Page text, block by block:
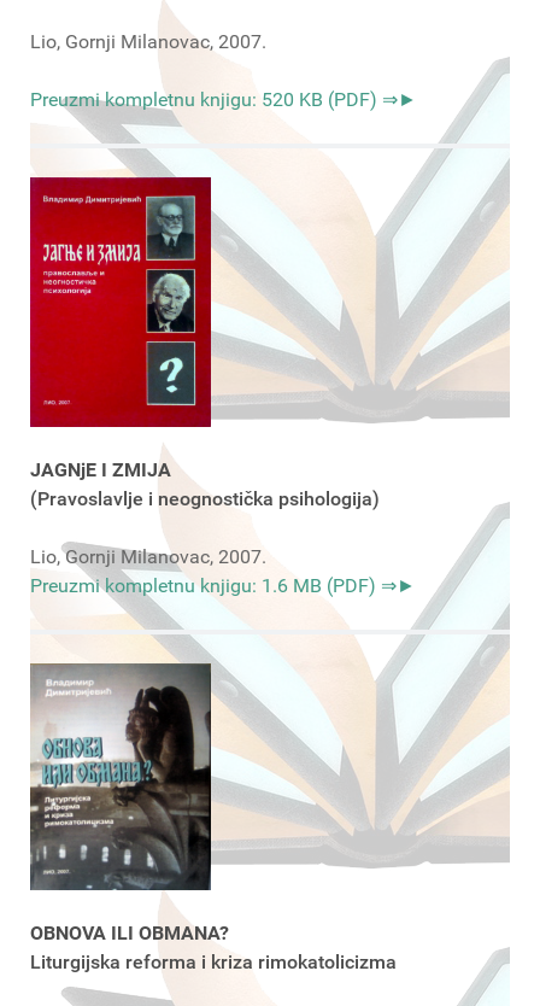
Lio, Gornji Milanovac, 2007.
Preuzmi kompletnu knjigu: 520 KB (PDF) ⇒►
JAGNjE I ZMIJA
(Pravoslavlje i neognostička psihologija)
Lio, Gornji Milanovac, 2007.
Preuzmi kompletnu knjigu: 1.6 MB (PDF) ⇒►
OBNOVA ILI OBMANA?
Liturgijska reforma i kriza rimokatolicizma